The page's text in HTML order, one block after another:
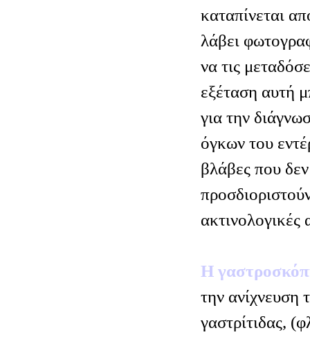
καταπίνεται
λάβει
να τις
εξέταση αυτή
για την
όγκων του
βλάβες που
ακτινολογικές
Η
την ανίχνευση
γαστρίτιδας,